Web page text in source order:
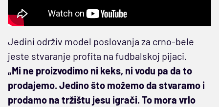
Jedini održiv model poslovanja za crno-bele
jeste stvaranje profita na fudbalskoj pijaci.
„Mi ne proizvodimo ni keks, ni vodu pa da to
prodajemo. Jedino što možemo da stvaramo i
prodamo na tržištu jesu igrači. To mora vrlo